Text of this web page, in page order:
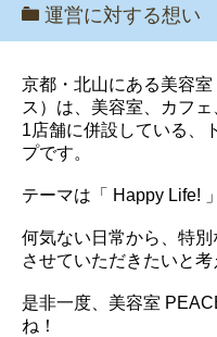
運営に対する想い
京都・北山にある美容
ス）は、美容室、カフ
1店舗に併設している、
プです。
テーマは「 Happy Life! 」
何気ない日常から、特
させていただきたいと考
是非一度、美容室
ね！